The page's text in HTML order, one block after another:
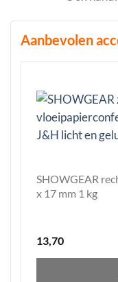
Aanbevolen
SHOWGEAR
x 17 mm 1 kg
13,70